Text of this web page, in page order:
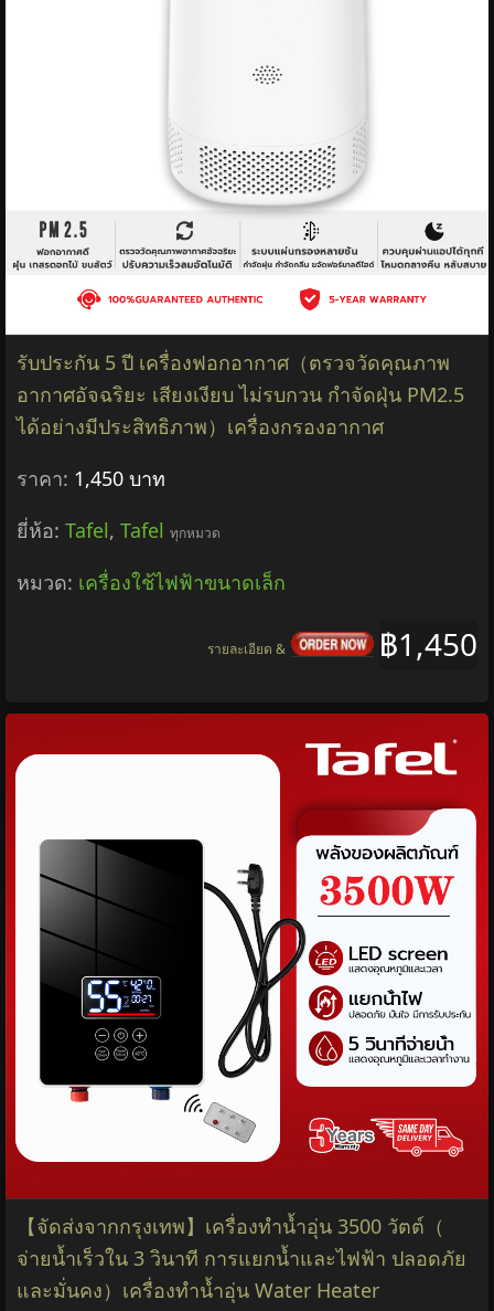
รับประกัน 5 ปี เครื่องฟอกอากาศ（ตรวจวัดคุณภาพ
อากาศอัจฉริยะ เสียงเงียบ ไม่รบกวน กำจัดฝุ่น PM2.5
ได้อย่างมีประสิทธิภาพ）เครื่องกรองอากาศ
ราคา: 1,450 บาท
ยี่ห้อ: Tafel, Tafel ทุกหมวด
หมวด: เครื่องใช้ไฟฟ้าขนาดเล็ก
฿1,450
รายละเอียด &
【จัดส่งจากกรุงเทพ】เครื่องทำน้ำอุ่น 3500 วัตต์（
จ่ายน้ำเร็วใน 3 วินาที การแยกน้ำและไฟฟ้า ปลอดภัย
และมั่นคง）เครื่องทำนํ้าอุ่น Water Heater